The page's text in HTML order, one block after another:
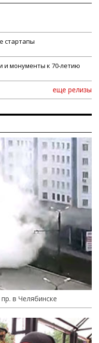
стартапы
и монументы к 70-летию
еще релизы
в Челябинске